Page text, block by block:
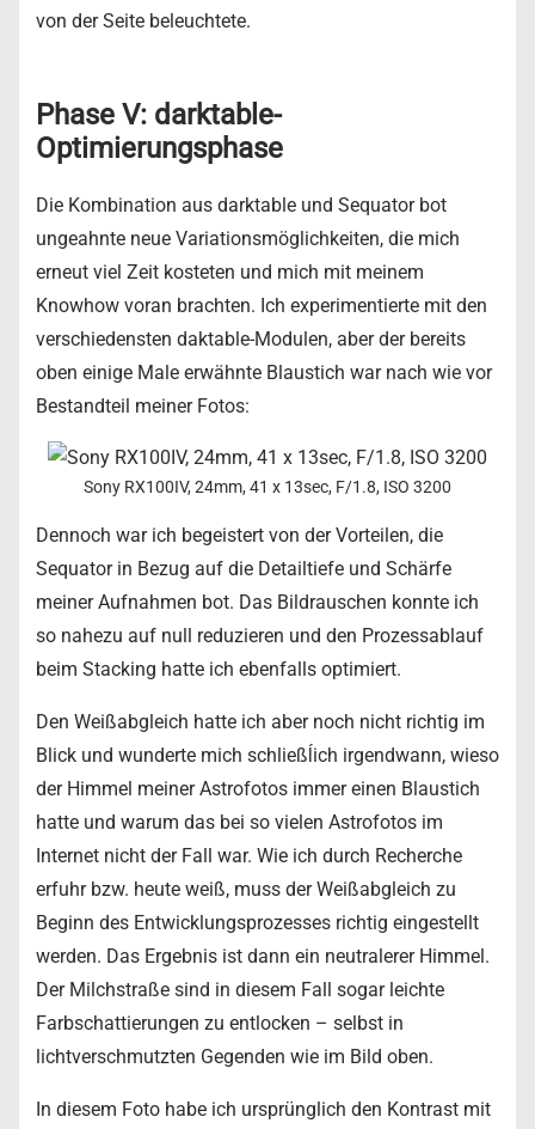
von der Seite beleuchtete.
Phase V: darktable-
Optimierungsphase
Die Kombination aus darktable und Sequator bot
ungeahnte neue Variationsmöglichkeiten, die mich
erneut viel Zeit kosteten und mich mit meinem
Knowhow voran brachten. Ich experimentierte mit den
verschiedensten daktable-Modulen, aber der bereits
oben einige Male erwähnte Blaustich war nach wie vor
Bestandteil meiner Fotos:
Sony RX100IV, 24mm, 41 x 13sec, F/1.8, ISO 3200
Dennoch war ich begeistert von der Vorteilen, die
Sequator in Bezug auf die Detailtiefe und Schärfe
meiner Aufnahmen bot. Das Bildrauschen konnte ich
so nahezu auf null reduzieren und den Prozessablauf
beim Stacking hatte ich ebenfalls optimiert.
Den Weißabgleich hatte ich aber noch nicht richtig im
Blick und wunderte mich schließĺich irgendwann, wieso
der Himmel meiner Astrofotos immer einen Blaustich
hatte und warum das bei so vielen Astrofotos im
Internet nicht der Fall war. Wie ich durch Recherche
erfuhr bzw. heute weiß, muss der Weißabgleich zu
Beginn des Entwicklungsprozesses richtig eingestellt
werden. Das Ergebnis ist dann ein neutralerer Himmel.
Der Milchstraße sind in diesem Fall sogar leichte
Farbschattierungen zu entlocken – selbst in
lichtverschmutzten Gegenden wie im Bild oben.
In diesem Foto habe ich ursprünglich den Kontrast mit